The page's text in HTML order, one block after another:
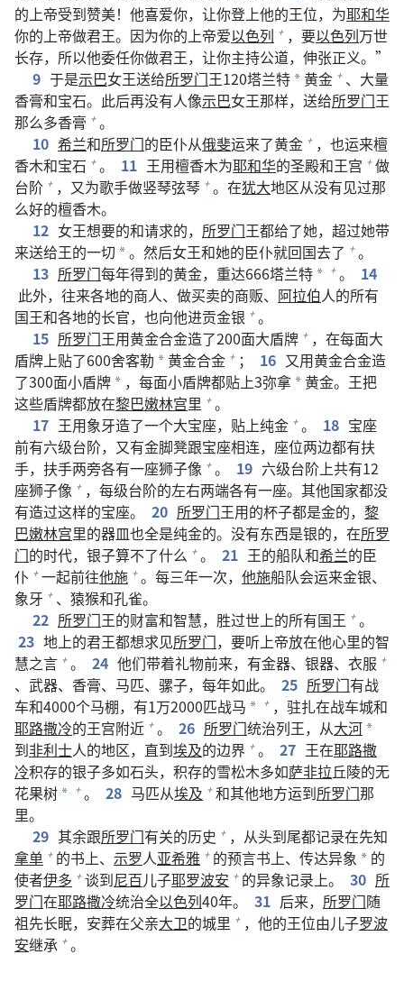
的上帝受到赞美！他喜爱你，让你登上他的王位，为耶和华
你的上帝做君王。因为你的上帝爱以色列 + ，要以色列万世
长存，所以他委任你做君王，让你主持公道，伸张正义。”
9 于是示巴女王送给所罗门王120塔兰特 *黄金 + 、大量
香膏和宝石。此后再没有人像示巴女王那样，送给所罗门王
那么多香膏 + 。
10 希兰和所罗门的臣仆从俄斐运来了黄金 + ，也运来檀
香木和宝石 + 。 11 王用檀香木为耶和华的圣殿和王宫 + 做
台阶 + ，又为歌手做竖琴弦琴 + 。在犹大地区从没有见过那
么好的檀香木。
12 女王想要的和请求的， 所罗门王都给了她，超过她带
来送给王的一切 *。然后女王和她的臣仆就回国去了 + 。
13 所罗门每年得到的黄金，重达666塔兰特 * + 。
14
此外，往来各地的商人、做买卖的商贩、 阿拉伯人的所有
国王和各地的长官，也向他进贡金银 + 。
15 所罗门王用黄金合金造了200面大盾牌 + ，在每面大
盾牌上贴了600舍客勒 *黄金合金 + ； 16 又用黄金合金造
了300面小盾牌 * ，每面小盾牌都贴上3弥拿 *黄金。王把
这些盾牌都放在黎巴嫩林宫里 + 。
17 王用象牙造了一个大宝座，贴上纯金 + 。 18 宝座
前有六级台阶，又有金脚凳跟宝座相连，座位两边都有扶
手，扶手两旁各有一座狮子像 + 。 19 六级台阶上共有12
座狮子像 + ，每级台阶的左右两端各有一座。其他国家都没
有造过这样的宝座。
20 所罗门王用的杯子都是金的， 黎
巴嫩林宫里的器皿也全是纯金的。没有东西是银的，在所罗
门的时代，银子算不了什么 + 。 21 王的船队和希兰的臣
仆 + 一起前往他施 + 。每三年一次， 他施船队会运来金银、
象牙 + 、猿猴和孔雀。
22 所罗门王的财富和智慧，胜过世上的所有国王 + 。
23 地上的君王都想求见所罗门，要听上帝放在他心里的智
慧之言 + 。 24 他们带着礼物前来，有金器、银器、衣服 +
、武器、香膏、马匹、骡子，每年如此。 25 所罗门有战
车和4000个马棚，有1万2000匹战马 * + ，驻扎在战车城和
耶路撒冷的王宫附近 + 。 26 所罗门统治列王，从大河 *
到非利士人的地区，直到埃及的边界 + 。 27 王在耶路撒
冷积存的银子多如石头，积存的雪松木多如萨非拉丘陵的无
花果树 * + 。 28 马匹从埃及 + 和其他地方运到所罗门那
里。
29 其余跟所罗门有关的历史 + ，从头到尾都记录在先知
拿单 + 的书上、 示罗人亚希雅 + 的预言书上、传达异象 * 的
使者伊多 + 谈到尼百儿子耶罗波安 + 的异象记录上。 30 所
罗门在耶路撒冷统治全以色列40年。 31 后来， 所罗门随
祖先长眠，安葬在父亲大卫的城里 + ，他的王位由儿子罗波
安继承 + 。